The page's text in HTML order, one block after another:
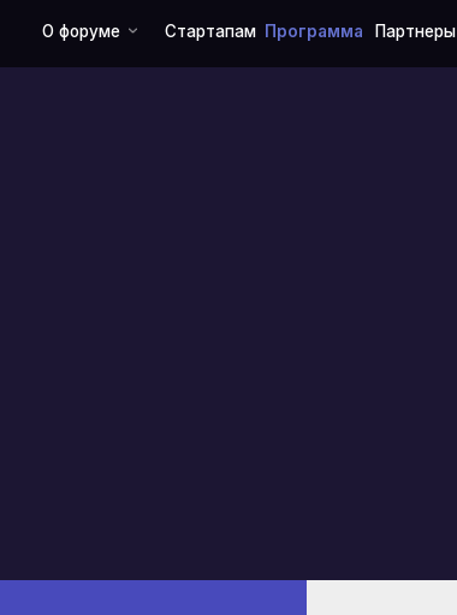
Программа Участникам
Партнеры
Стартапам
форуме